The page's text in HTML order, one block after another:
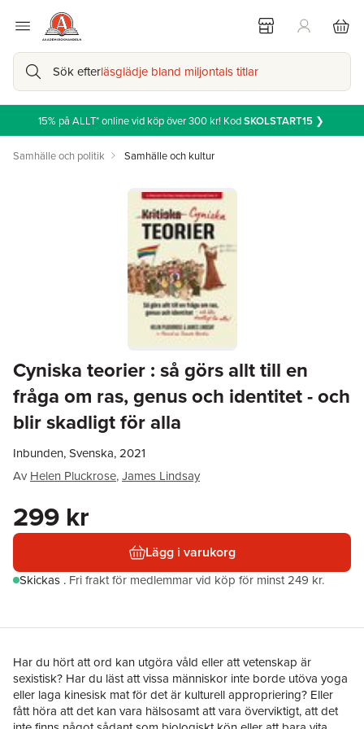
Sök efterläsglädje bland miljontals titlar
15% på ALLT* online vid köp över 300 kr! KodSKOLSTART15❯
Samhälle och politik Samhälle och kultur
Cyniska teorier : så görs allt till en
fråga om ras, genus och identitet - och
blir skadligt för alla
Inbunden, Svenska, 2021
Av Helen Pluckrose,James Lindsay
299 kr
Lägg i varukorg
Skickas . Fri frakt för medlemmar vid köp för minst 249 kr.
Har du hört att ord kan utgöra våld eller att vetenskap är
sexistisk? Har du läst att vissa människor inte borde utöva yoga
eller laga kinesisk mat för det är kulturell appropriering? Eller
fått höra att det kan vara hälsosamt att vara överviktigt, att det